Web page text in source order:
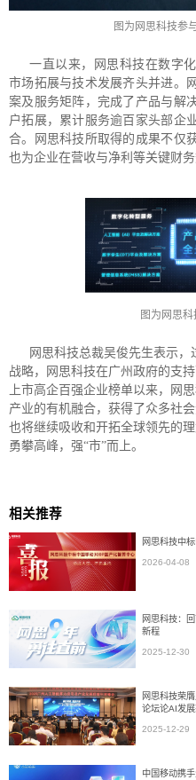
图为网思科技参
一直以来，网思科技在数字
市场拓展与技术发展齐头并进。
案及服务矩阵，完成了产品与解
户拓展，累计服务逾百家头部企
合。网思科技所取得的成果不仅
也为企业在营收与净利等关键财
图为网思
网思科技总裁吴俊先生表示
战略，网思科技在广州政府的支
上市高企百强企业榜单以来，网
产业的有机融合，获得了众多社
也将继续吸收和开拓全球领先的
勇攀高峰，强“市”而上。
相关推荐
网思科技中
2026-04-08
网思科技：
新程
2025-12-30
网思科技荣
论坛论AI发
2025-12-29
中国移动携